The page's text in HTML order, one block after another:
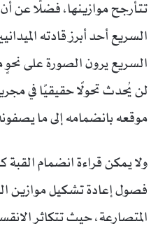
تتأرجح موازينها، فضلًا عن
السريع أحد أبرز قادته
السريع يرون الصورة على نحوٍ
لن يُحدث تحولًا حقيقيًا في
موقعه بانضمامه إلى ما
ولا يمكن قراءة انضمام
فصول إعادة تشكيل موازين
المتصارعة، حيث تتكاثر